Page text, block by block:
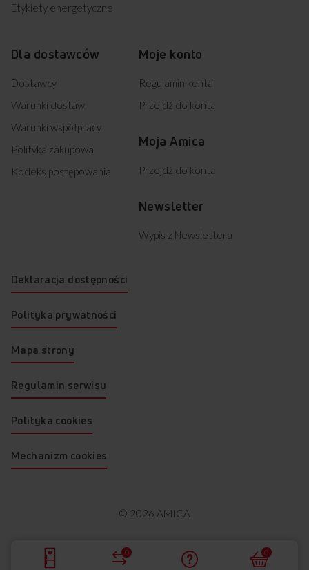
0 0
Etykiety energetyczne
Dla dostawców
Dostawcy
Warunki dostaw
Warunki współpracy
Polityka zakupowa
Kodeks postępowania
Moje konto
Regulamin konta
Przejdź do konta
Moja Amica
Przejdź do konta
Newsletter
Wypis z Newslettera
© 2026 AMICA
Deklaracja dostępności
Polityka prywatności
Mapa strony
Regulamin serwisu
Polityka cookies
Mechanizm cookies